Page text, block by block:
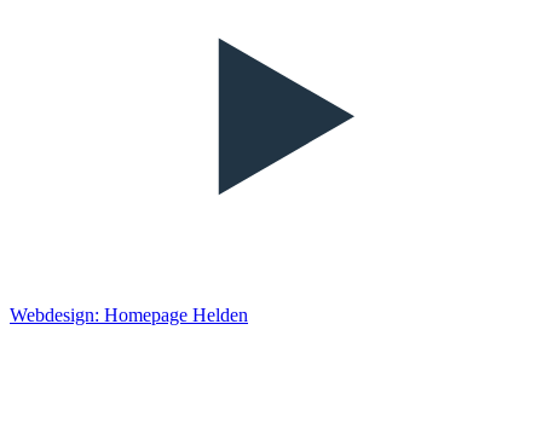
Webdesign: Homepage Helden